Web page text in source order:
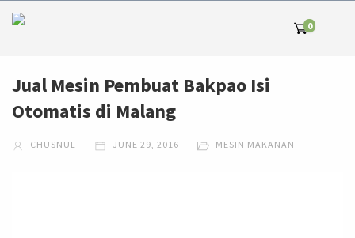
0
Jual Mesin Pembuat Bakpao Isi
Otomatis di Malang
CHUSNUL JUNE 29, 2016 MESIN MAKANAN